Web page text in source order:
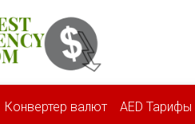
Конвертер валют AED Тарифы